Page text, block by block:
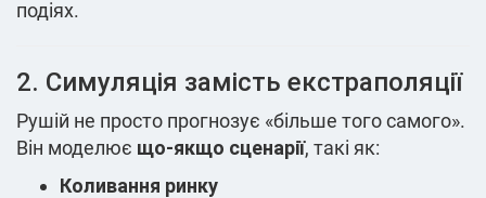
подіях.
2. Симуляція замість екстраполяції
Рушій не просто прогнозує «більше того самого».
Він моделює що-якщо сценарії, такі як:
Коливання ринку